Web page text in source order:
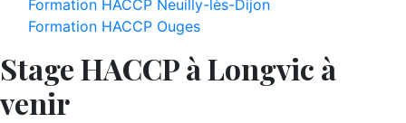
Formation HACCP Neuilly-lès-Dijon
Formation HACCP Ouges
Stage HACCP à Longvic à
venir